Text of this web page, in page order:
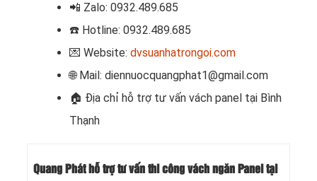
📲 Zalo: 0932.489.685
☎️ Hotline: 0932.489.685
💌 Website: dvsuanhatrongoi.com
🌐 Mail: diennuocquangphat1@gmail.com
🏠 Địa chỉ hỗ trợ tư vấn vách panel tại Bình
Thạnh
Quang Phát hỗ trợ tư vấn thi công vách ngăn Panel tại